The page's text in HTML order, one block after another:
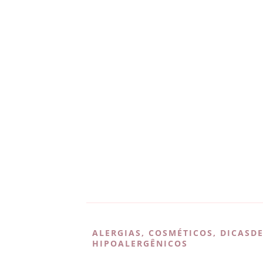
ALERGIAS, COSMÉTICOS,
HIPOALERGÊNICOS